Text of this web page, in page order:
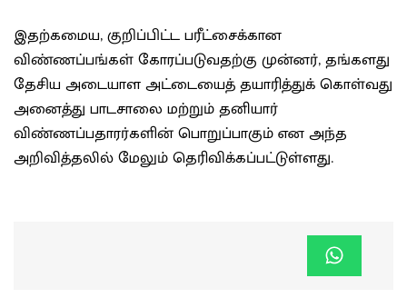
இதற்கமைய, குறிப்பிட்ட பரீட்சைக்கான
விண்ணப்பங்கள் கோரப்படுவதற்கு முன்னர், தங்களது
தேசிய அடையாள அட்டையைத் தயாரித்துக் கொள்வது
அனைத்து பாடசாலை மற்றும் தனியார்
விண்ணப்பதாரர்களின் பொறுப்பாகும் என அந்த
அறிவித்தலில் மேலும் தெரிவிக்கப்பட்டுள்ளது.